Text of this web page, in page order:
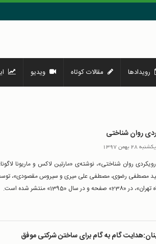
رویدادها مقالات کوتاه ویدیو
روان شناختی
یکشنبه 28 بهمن 1397
روان شناختی»، نوشته‌ی «مارتین لاکس و ماریونا
مصطفی رضوی، مصطفی علی میری و سیروس مقصودی»،
در سال «1395» منتشر شده است.
گام به گام برای ساختن شركتی موفق